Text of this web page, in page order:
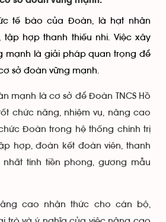
tế bào của Đoàn, là hạt nhân
hợp thanh thiếu nhi. Việc xây
mạnh là giải pháp quan trọng để
sở đoàn vững mạnh.
mạnh là cơ sở để Đoàn TNCS Hồ
chức năng, nhiệm vụ, nâng cao
Đoàn trong hệ thống chính trị
hợp, đoàn kết đoàn viên, thanh
tính tiền phong, gương mẫu
cao nhận thức cho cán bộ,